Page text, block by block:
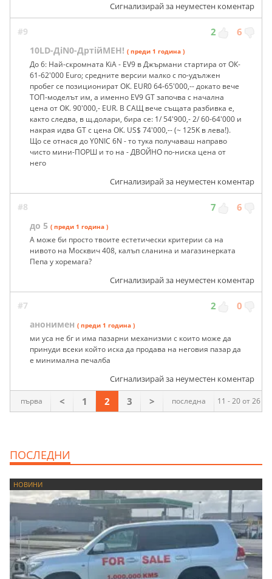
Сигнализирай за неуместен коментар
#9 2 6
10LD-ДiN0-ДртiйМЕН! ( преди 1 година )
До 6: Най-скромната КiA - EV9 в Джърмани стартира от ОК-
61-62'000 Euro; средните версии малко с по-удължен
пробег се позиционират ОК. EUR0 64-65'000,-- докато вече
ТОП-моделът им, а именно EV9 GT започва с начална
цена от ОК. 90'000,- EUR. В САЩ вече същата разбивка е,
както следва, в щ.долари, бира се: 1/ 54'900,- 2/ 60-64'000 и
накрая идва GT с цена ОК. US$ 74'000,-- (~ 125K в лева!).
Що се отнася до Y0NIC 6N - то тука получаваш направо
чисто мини-ПОРШ и то на - ДВОЙНО по-ниска цена от
него
Сигнализирай за неуместен коментар
#8 7 6
до 5 ( преди 1 година )
А може би просто твоите естетически критерии са на
нивото на Москвич 408, калъп сланина и магазинерката
Пепа у хоремага?
Сигнализирай за неуместен коментар
#7 2 0
анонимен ( преди 1 година )
ми уса не бг и има пазарни механизми с които може да
принуди всеки който иска да продава на неговия пазар да
е минимална печалба
Сигнализирай за неуместен коментар
11 - 20 от 26
първа < 1 2 3 > последна
ПОСЛЕДНИ
НОВИНИ